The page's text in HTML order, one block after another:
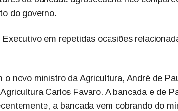
do governo.
em repetidas ocasiões
novo ministro da Agricultura, André de
Carlos Favaro. A bancada e de
a bancada vem cobrando do